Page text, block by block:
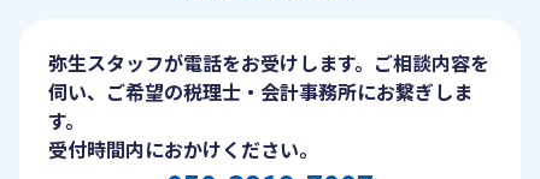
弥生スタッフが電話をお受けします。ご相談内容を
伺い、ご希望の税理士・会計事務所にお繋ぎしま
す。
受付時間内におかけください。